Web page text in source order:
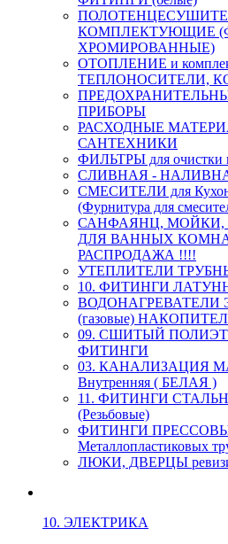
КОМПЛЕКТУЮЩИЕ
ХРОМИРОВАННЫЕ)
ОТОПЛЕНИЕ и
ТЕПЛОНОСИТЕЛИ,
ПРИБОРЫ
РАСХОДНЫЕ
САНТЕХНИКИ
ФИЛЬТРЫ для очистки
СЛИВНАЯ -
СМЕСИТЕЛИ для
(Фурнитура для
САНФАЯНЦ, МОЙКИ,
ДЛЯ ВАННЫХ
РАСПРОДАЖА !!!!
УТЕПЛИТЕЛИ
10. ФИТИНГИ
ВОДОНАГРЕВАТЕЛИ
(газовые)
09. СШИТЫЙ
ФИТИНГИ
03. КАНАЛИЗАЦИЯ
Внутренняя ( БЕЛАЯ )
11. ФИТИНГИ
(Резьбовые)
ФИТИНГИ
Металлопластиковых
ЛЮКИ, ДВЕРЦЫ
10. ЭЛЕКТРИКА